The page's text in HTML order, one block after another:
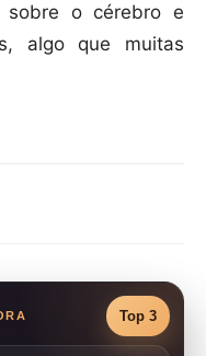
sobre o cérebro e
algo que muitas
Top 3